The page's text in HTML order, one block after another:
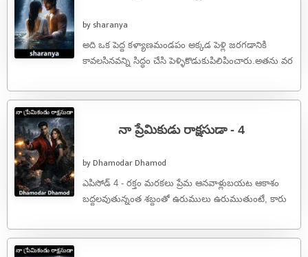
by sharanya
అది ఒక పెద్ద కళ్యాణమండపం అక్కడ పెళ్లి జరగడానికి
కావలసినవన్ని సిద్ధం చేసి పెళ్ళికొడుకుపిలిపించారు.అతను వర
వెలిగిపోతూ ...
నా ప్రేమికుడు రాక్షసుడా - 4
by Dhamodar Dhamod
ఎపిసోడ్ 4 - రక్తం మరకలు ప్రేమ ఆనవాళ్లుబయట ఆకాశం
బద్దలవుతున్నంత శబ్దంతో ఉరుములు ఉరుముతుంటే, కారు